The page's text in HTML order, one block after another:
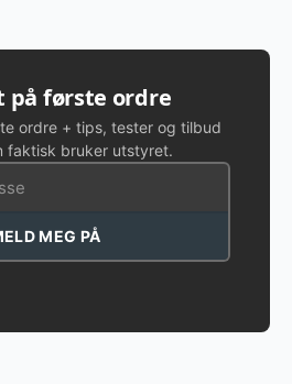
på første ordre
ordre + tips, tester og tilbud
faktisk bruker utstyret.
MEG PÅ